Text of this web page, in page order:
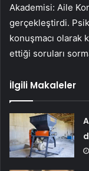
Akademisi: Aile
gerçekleştirdi.
konuşmacı olarak
ettiği soruları
İlgili Makaleler